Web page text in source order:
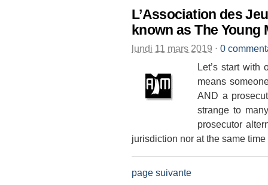
L’Association des
known as The Young
lundi 11 mars 2019 ⋅ 0
Let’s start with
means
AND a
strange to
prosecutor
jurisdiction nor at the same
page suivante